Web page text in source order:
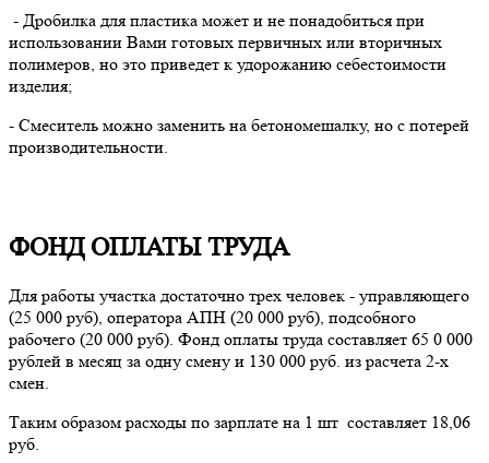
- Дробилка для пластика может и не понадобиться при
использовании Вами готовых первичных или вторичных
полимеров, но это приведет к удорожанию себестоимости
изделия;
- Смеситель можно заменить на бетономешалку, но с потерей
производительности.
ФОНД ОПЛАТЫ ТРУДА
Для работы участка достаточно трех человек - управляющего
(25 000 руб), оператора АПН (20 000 руб), подсобного
рабочего (20 000 руб). Фонд оплаты труда составляет 65 0 000
рублей в месяц за одну смену и 130 000 руб. из расчета 2-х
смен.
Таким образом расходы по зарплате на 1 шт составляет 18,06
руб.